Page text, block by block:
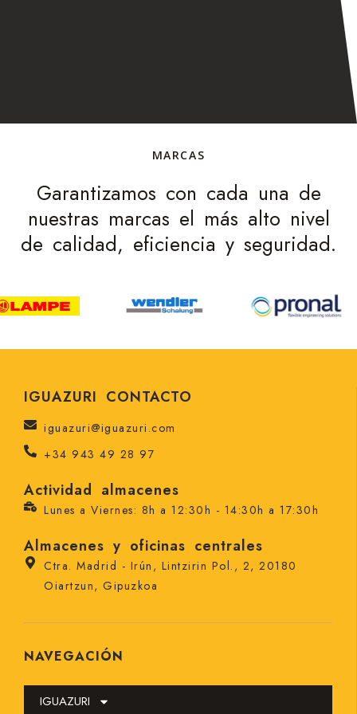
MARCAS
Garantizamos con cada una de
nuestras marcas el más alto nivel
de calidad, eficiencia y seguridad.
IGUAZURI CONTACTO
iguazuri@iguazuri.com
+34 943 49 28 97
Actividad almacenes
Lunes a Viernes: 8h a 12:30h - 14:30h a 17:30h
Almacenes y oficinas centrales
Ctra. Madrid - Irún, Lintzirin Pol., 2, 20180
Oiartzun, Gipuzkoa
NAVEGACIÓN
IGUAZURI